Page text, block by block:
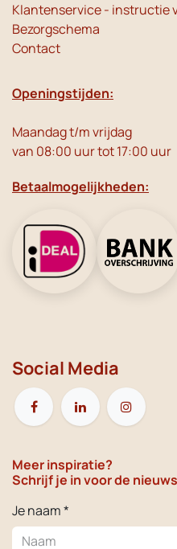
Klantenservice - instructie
Bezorgschema
Contact
Openingstijden:
Maandag t/m vrijdag
van 08:00 uur tot 17:00 uur
Betaalmogelijkheden:
Social Media
Meer inspiratie?
Schrijf je in voor de
Je naam *